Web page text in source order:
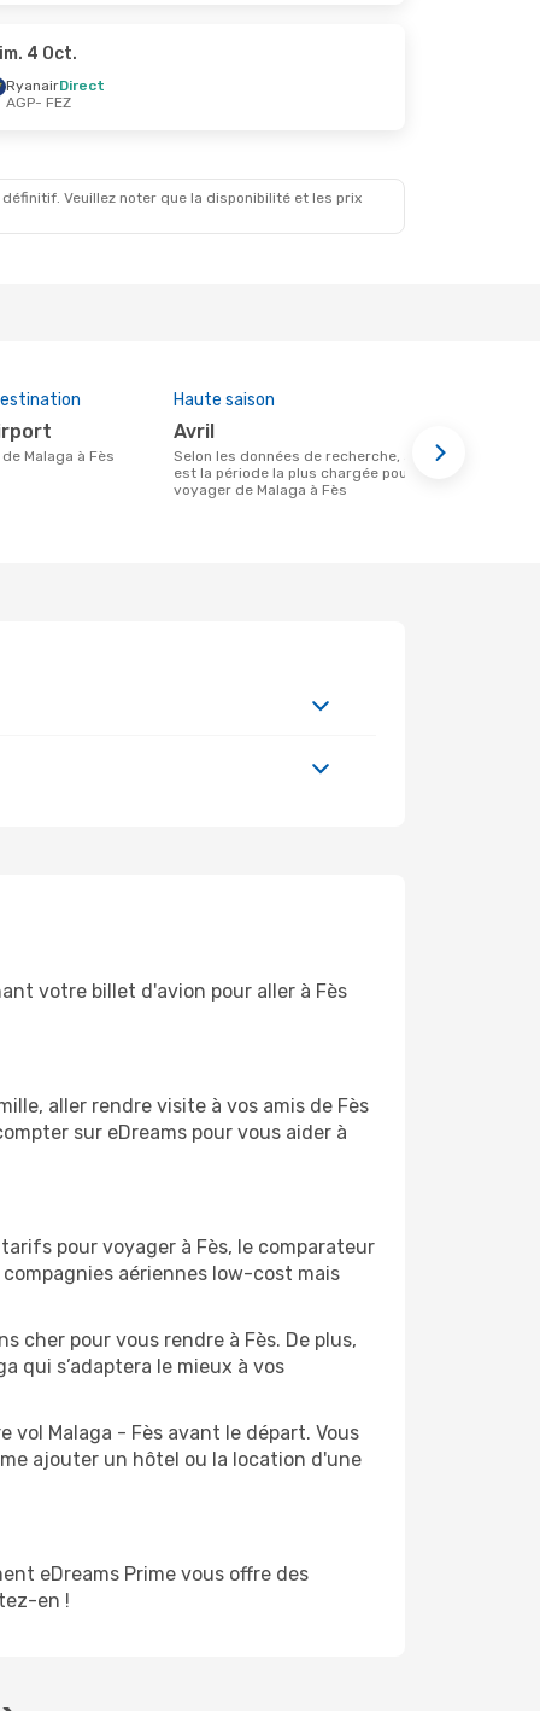
4 Oct.
RyanairDirect
AGP- FEZ
Veuillez noter que la disponibilité et les prix
Malaga à Fès
Haute saison
avril
Selon les données de recherche, avril
est la période la plus chargée pour
voyager de Malaga à Fès
votre billet d'avion pour aller à Fès
aller rendre visite à vos amis de Fès
sur eDreams pour vous aider à
pour voyager à Fès, le comparateur
aériennes low-cost mais
cher pour vous rendre à Fès. De plus,
qui s’adaptera le mieux à vos
Malaga - Fès avant le départ. Vous
ajouter un hôtel ou la location d'une
eDreams Prime vous offre des
en !